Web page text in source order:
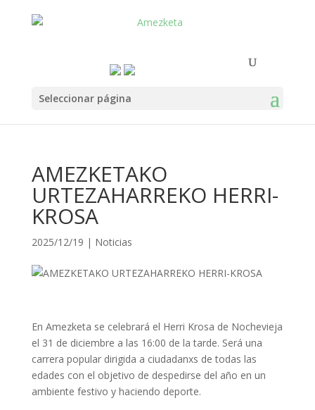
Seleccionar página
AMEZKETAKO
URTEZAHARREKO HERRI-
KROSA
2025/12/19 | Noticias
En Amezketa se celebrará el Herri Krosa de Nochevieja
el 31 de diciembre a las 16:00 de la tarde. Será una
carrera popular dirigida a ciudadanxs de todas las
edades con el objetivo de despedirse del año en un
ambiente festivo y haciendo deporte.